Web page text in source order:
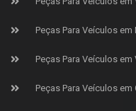
Peças Para Veículos em
Peças Para Veículos em
Peças Para Veículos em